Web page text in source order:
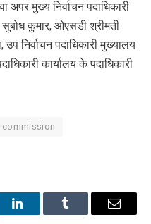
अपर मुख्य निर्वाचन पदाधिकारी
कुमार, ओएसडी श्रीमती
निर्वाचन पदाधिकारी मुख्यालय
कार्यालय के पदाधिकारी
LinkedInTumblr Email